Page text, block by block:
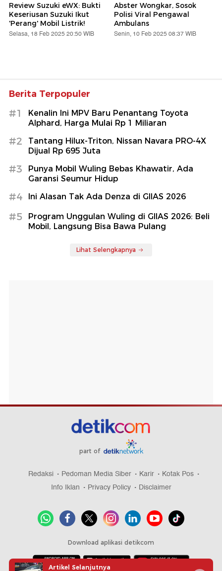
Review Suzuki eWX: Bukti
Keseriusan Suzuki Ikut
'Perang' Mobil Listrik!
Selasa, 18 Feb 2025 20:50 WIB
Abster Wongkar, Sosok
Polisi Viral Pengawal
Ambulans
Senin, 10 Feb 2025 08:37 WIB
Berita Terpopuler
#1
Kenalin Ini MPV Baru Penantang Toyota
Alphard, Harga Mulai Rp 1 Miliaran
#2
Tantang Hilux-Triton, Nissan Navara PRO-4X
Dijual Rp 695 Juta
#3
Punya Mobil Wuling Bebas Khawatir, Ada
Garansi Seumur Hidup
#4 Ini Alasan Tak Ada Denza di GIIAS 2026
#5
Program Unggulan Wuling di GIIAS 2026: Beli
Mobil, Langsung Bisa Bawa Pulang
Lihat Selengkapnya
part of
Redaksi Pedoman Media Siber Karir
Kotak Pos
Info Iklan
Privacy Policy Disclaimer
Download aplikasi detikcom
Artikel Selanjutnya